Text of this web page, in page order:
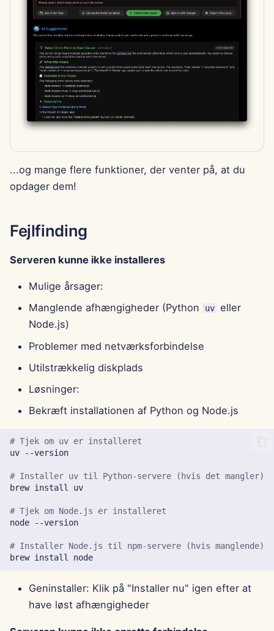
...og mange flere funktioner, der venter på, at du
opdager dem!
Fejlfinding
Serveren kunne ikke installeres
Mulige årsager:
Manglende afhængigheder (Python
uv eller
Node.js)
Problemer med netværksforbindelse
Utilstrækkelig diskplads
Løsninger:
Bekræft installationen af Python og Node.js
# Tjek om uv er installeret
uv
# Installer uv til Python-servere (hvis det mangler)
brew install
# Tjek om Node.js er installeret
node
# Installer Node.js til npm-servere (hvis manglende)
brew install
Geninstaller: Klik på "Installer nu" igen efter at
have løst afhængigheder